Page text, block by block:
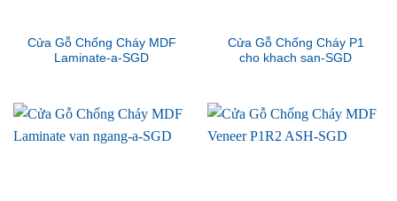
Cửa Gỗ Chống Cháy MDF
Laminate-a-SGD
Cửa Gỗ Chống Cháy P1
cho khach san-SGD